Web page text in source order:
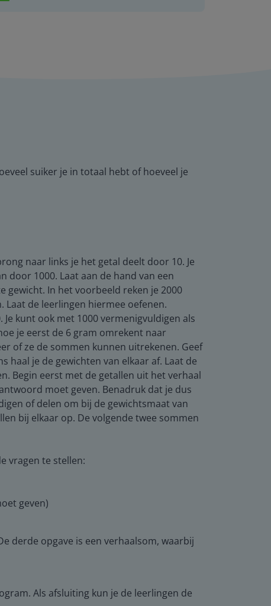
suiker je in totaal hebt of hoeveel je
naar links je het getal deelt door 10. Je
door 1000. Laat aan de hand van een
gewicht. In het voorbeeld reken je 2000
Laat de leerlingen hiermee oefenen.
kunt ook met 1000 vermenigvuldigen als
je eerst de 6 gram omrekent naar
of ze de sommen kunnen uitrekenen. Geef
haal je de gewichten van elkaar af. Laat de
Begin eerst met de getallen uit het verhaal
moet geven. Benadruk dat je dus
of delen om bij de gewichtsmaat van
bij elkaar op. De volgende twee sommen
vragen te stellen:
geven)
derde opgave is een verhaalsom, waarbij
Als afsluiting kun je de leerlingen de